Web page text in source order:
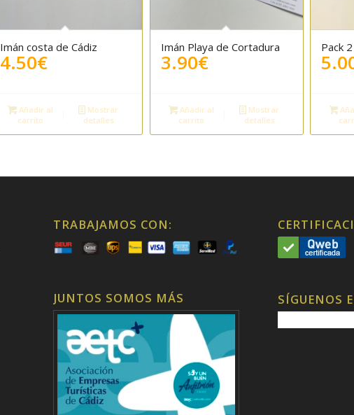
Imán costa de Cádiz
4.50€
Añadir al
carrito
Mostrar
detalles
Imán Playa de Cortadura
3.90€
Añadir al
carrito
Mostrar
detalles
Pack
TRABAJAMOS CON:
JUNTOS SOMOS MÁS SÍGUENOS